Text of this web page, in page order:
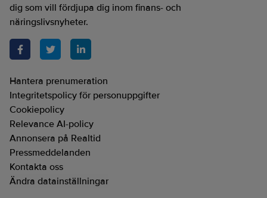
dig som vill fördjupa dig inom finans- och
näringslivsnyheter.
Hantera prenumeration
Integritetspolicy för personuppgifter
Cookiepolicy
Relevance AI-policy
Annonsera på Realtid
Pressmeddelanden
Kontakta oss
Ändra datainställningar